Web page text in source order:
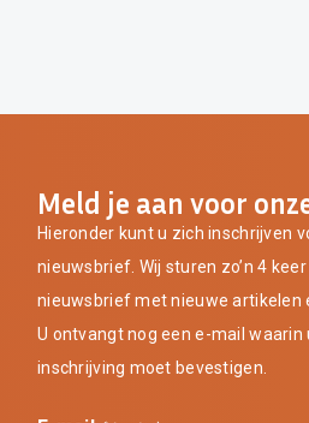
Meld je aan voor
Hieronder kunt u zich inschrijven
nieuwsbrief. Wij sturen zo’n 4
nieuwsbrief met nieuwe artikelen
U ontvangt nog een e-mail waarin
inschrijving moet bevestigen.